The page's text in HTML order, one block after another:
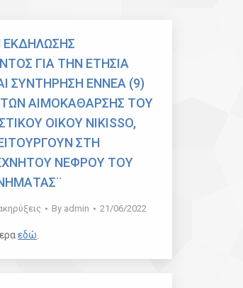
ΓΙΑ ΤΗΝ ΕΤΗΣΙΑ
ΣΥΝΤΗΡΗΣΗ ΕΝΝΕΑ (9)
ΑΙΜΟΚΑΘΑΡΣΗΣ ΤΟΥ
ΟΙΚΟΥ NIKISSO,
ΣΤΗ
ΝΕΦΡΟΥ ΤΟΥ
By admin 21/06/2022
εδώ